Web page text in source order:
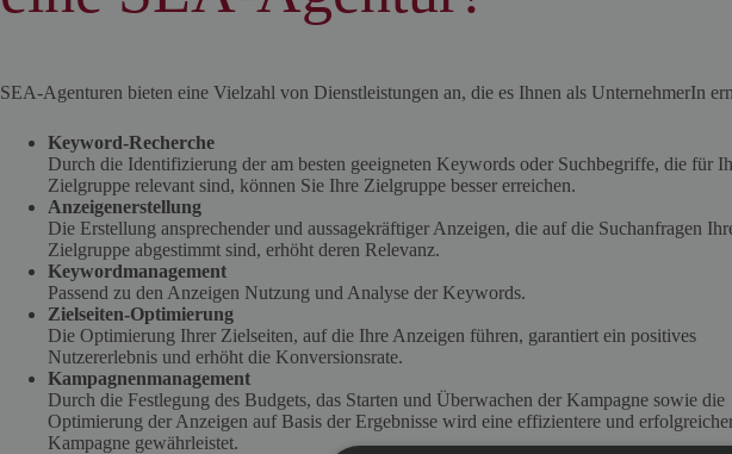
SEA-Agenturen bieten eine Vielzahl von Dienstleistungen an, die es Ihnen als UnternehmerIn
Keyword-Recherche
Durch die Identifizierung der am besten geeigneten Keywords oder Suchbegriffe, die für
Zielgruppe relevant sind, können Sie Ihre Zielgruppe besser erreichen.
Anzeigenerstellung
Die Erstellung ansprechender und aussagekräftiger Anzeigen, die auf die Suchanfragen
Zielgruppe abgestimmt sind, erhöht deren Relevanz.
Keywordmanagement
Passend zu den Anzeigen Nutzung und Analyse der Keywords.
Zielseiten-Optimierung
Die Optimierung Ihrer Zielseiten, auf die Ihre Anzeigen führen, garantiert ein positives
Nutzererlebnis und erhöht die Konversionsrate.
Kampagnenmanagement
Durch die Festlegung des Budgets, das Starten und Überwachen der Kampagne sowie die
Optimierung der Anzeigen auf Basis der Ergebnisse wird eine effizientere und
Kampagne gewährleistet.